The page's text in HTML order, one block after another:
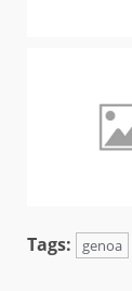
Tags: genoa